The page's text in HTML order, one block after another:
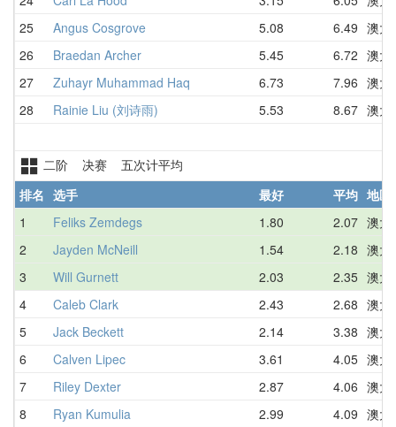
25
Angus Cosgrove 5.08 6.49 澳大
26
Braedan Archer 5.45 6.72 澳大
27
Zuhayr Muhammad Haq 6.73 7.96 澳大
28
Rainie Liu (刘诗雨) 5.53 8.67 澳大
二阶 决赛 五次计平均
排名 选手 最好 平均 地区
1
Feliks Zemdegs 1.80 2.07 澳大
2
Jayden McNeill 1.54 2.18 澳大
3
Will Gurnett 2.03 2.35 澳大
4
Caleb Clark 2.43 2.68 澳大
5
Jack Beckett 2.14 3.38 澳大
6
Calven Lipec 3.61 4.05 澳大
7
Riley Dexter 2.87 4.06 澳大
8
Ryan Kumulia 2.99 4.09 澳大